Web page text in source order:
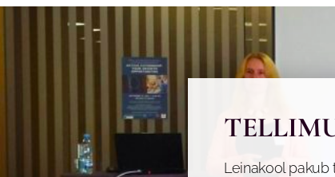
Leinakool pakub